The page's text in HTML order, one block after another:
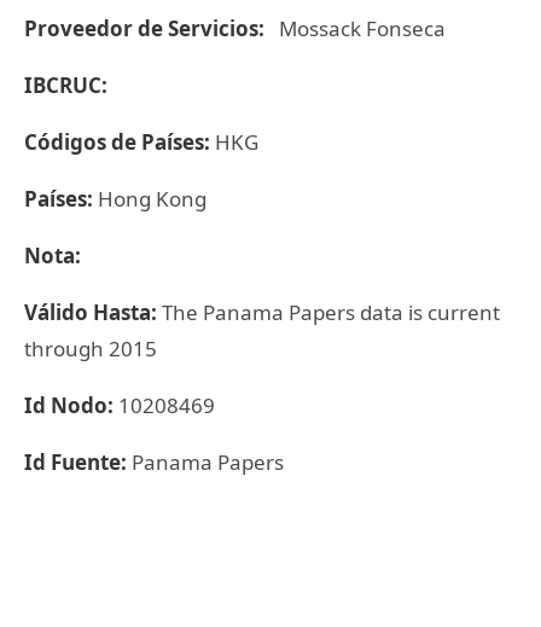
Proveedor de Servicios: Mossack Fonseca
IBCRUC:
Códigos de Países: HKG
Países: Hong Kong
Nota:
Válido Hasta: The Panama Papers data is current
through 2015
Id Nodo: 10208469
Id Fuente: Panama Papers